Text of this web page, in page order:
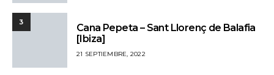
3
Cana Pepeta – Sant Llorenç de Balafia
[Ibiza]
21 SEPTIEMBRE, 2022